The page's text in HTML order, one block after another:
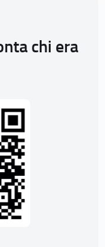
chi era